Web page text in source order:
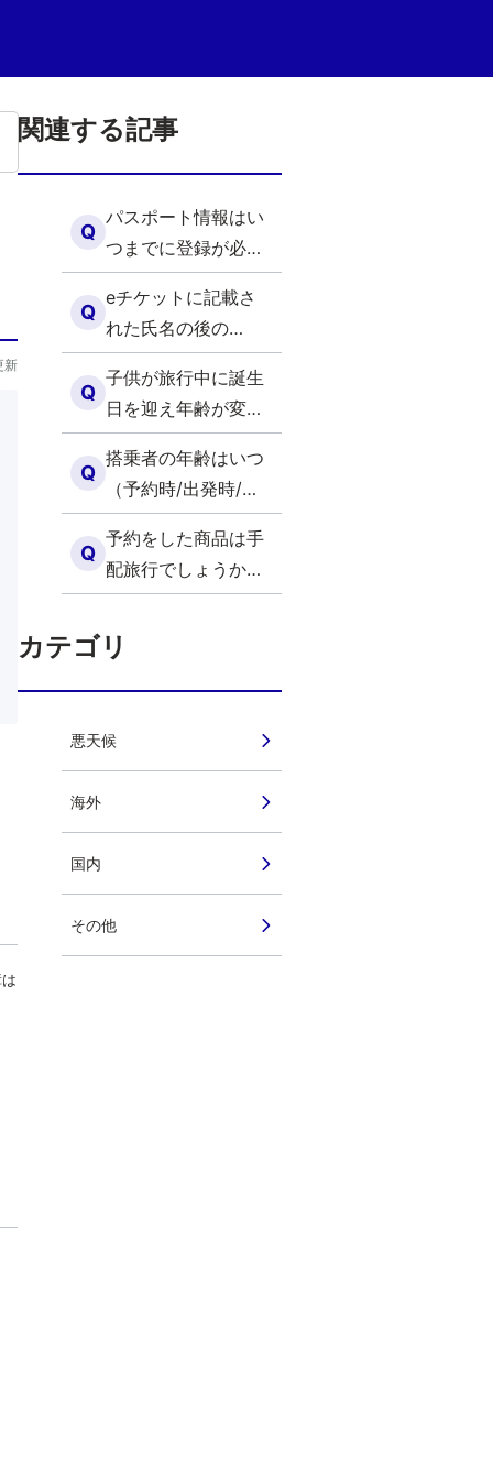
新
関連する記事
Q
パスポート情報はい
つまでに登録が必要
ですか？（海外）
Q
eチケットに記載さ
れた氏名の後の
MR/MS/MSTR/MISS
は何ですか？（海
外）
Q
子供が旅行中に誕生
日を迎え年齢が変わ
る場合の予約に関し
て（海外）
Q
搭乗者の年齢はいつ
（予約時/出発時/旅
行中）が基準になり
ますか？（海外）
Q
予約をした商品は手
配旅行でしょうか？
募集型企画旅行でし
ょうか？（海外）
カテゴリ
悪天候
海外
国内
その他